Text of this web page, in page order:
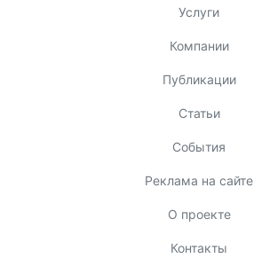
Услуги
Компании
Публикации
Статьи
События
Реклама на сайте
О проекте
Контакты